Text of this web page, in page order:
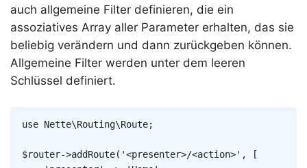
auch allgemeine Filter definieren, die ein
assoziatives Array aller Parameter erhalten, das sie
beliebig verändern und dann zurückgeben können.
Allgemeine Filter werden unter dem leeren
Schlüssel definiert.
use Nette\Routing\Route;
$router->addRoute( '<presenter>/<action>' ,
[